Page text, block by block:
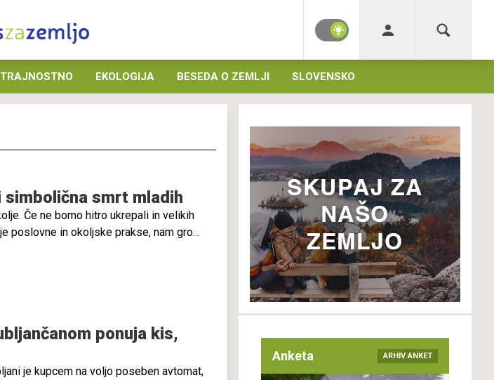
TRAJNOSTNO EKOLOGIJA BESEDA O ZEMLJI SLOVENSKO
smrt mladih
Če ne bomo hitro ukrepali in velikih
poslovne in okoljske prakse, nam grozi
ponuja kis,
je kupcem na voljo poseben avtomat,
Anketa ARHIV ANKET